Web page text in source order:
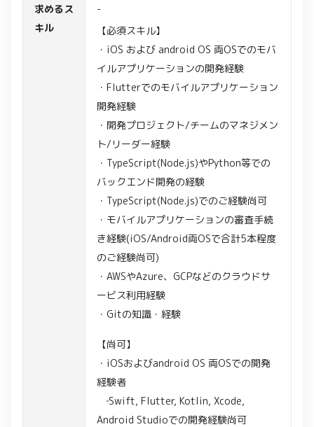
求めるス
キル
-
【必須スキル】
・iOS および android OS 両OSでのモバ
イルアプリケーションの開発経験
・Flutterでのモバイルアプリケーション
開発経験
・開発プロジェクト/チームのマネジメン
ト/リーダー経験
・TypeScript(Node.js)やPython等での
バックエンド開発の経験
・TypeScript(Node.js)でのご経験尚可
・モバイルアプリケーションの審査手続
き経験(iOS/Android両OSで合計5本程度
のご経験尚可)
・AWSやAzure、GCPなどのクラウドサ
ービス利用経験
・Gitの知識・経験
【尚可】
・iOSおよびandroid OS 両OSでの開発
経験者
‐Swift, Flutter, Kotlin, Xcode,
Android Studioでの開発経験尚可